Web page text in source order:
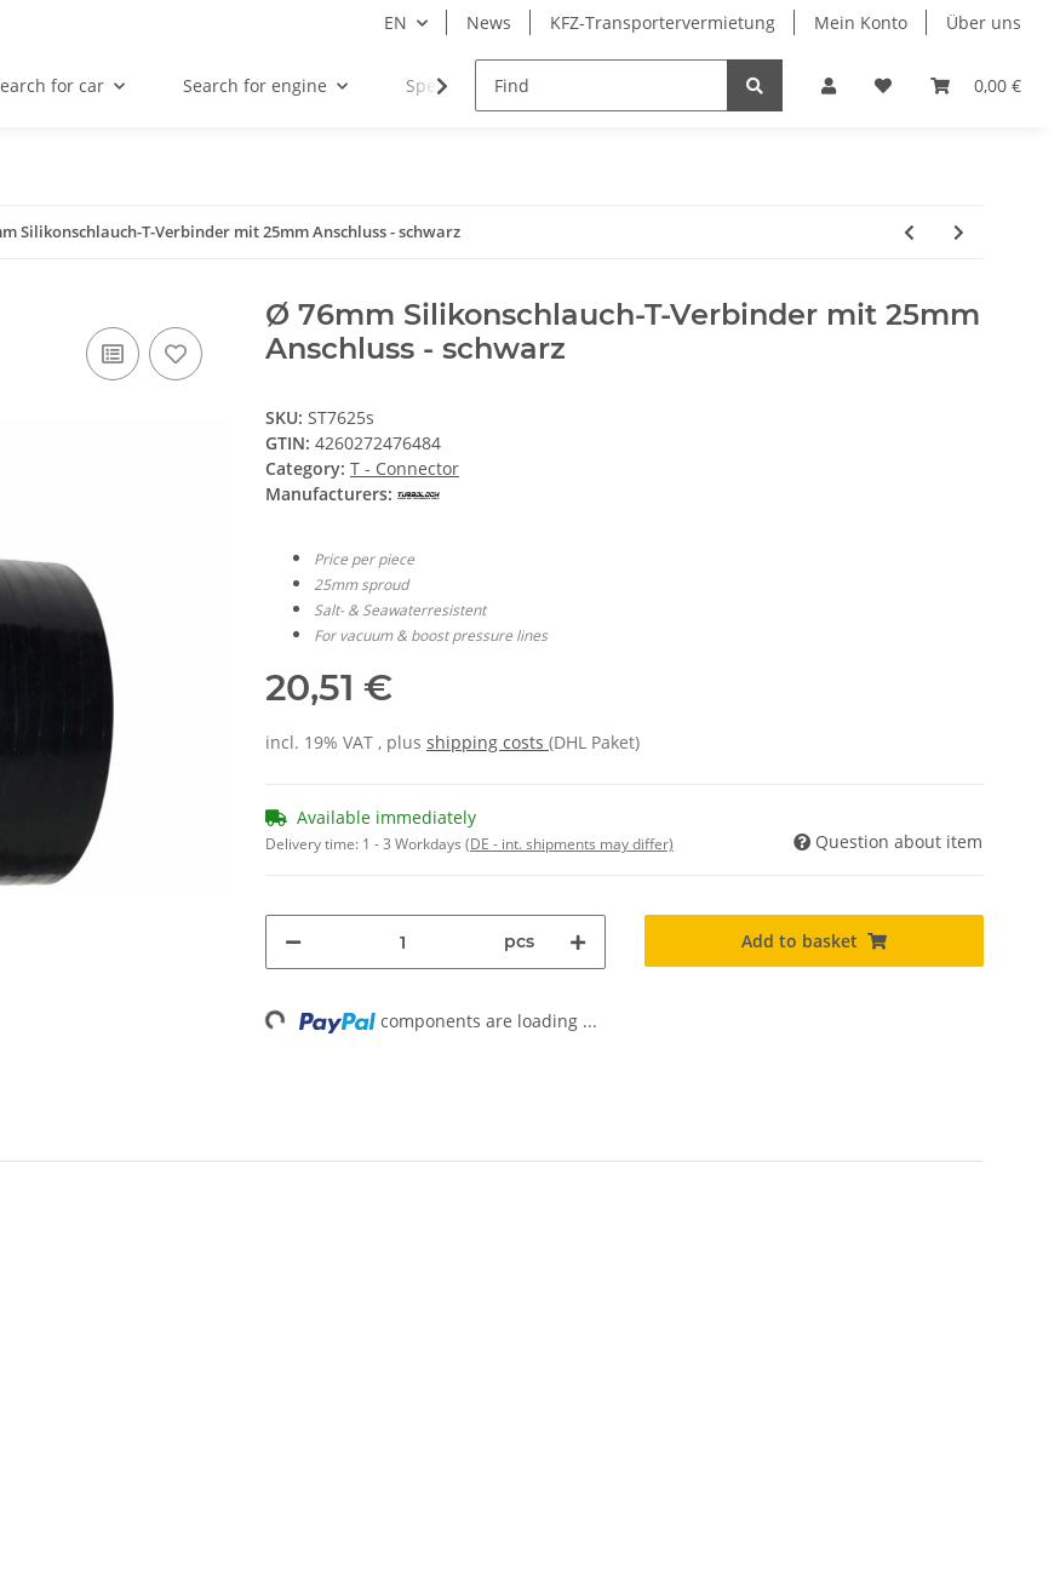
EN News KFZ-Transportervermietung Mein Konto Über uns
0,00 €
for car Search for engine Special offers
Silikonschlauch-T-Verbinder mit 25mm Anschluss - schwarz
Ø 76mm Silikonschlauch-T-Verbinder mit 25mm
Anschluss - schwarz
SKU: ST7625s
GTIN: 4260272476484
Category: T - Connector
Manufacturers:
Price per piece
25mm sproud
Salt- & Seawaterresistent
For vacuum & boost pressure lines
20,51 €
incl. 19% VAT , plus shipping costs (DHL Paket)
Available immediately
Delivery time: 1 - 3 Workdays (DE - int. shipments may differ) Question about item
pcs Add to basket
Loading... components are loading ...